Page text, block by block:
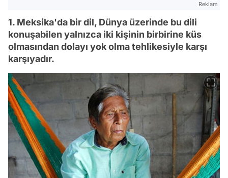
Reklam
1. Meksika'da bir dil, Dünya üzerinde bu dili
konuşabilen yalnızca iki kişinin birbirine küs
olmasından dolayı yok olma tehlikesiyle karşı
karşıyadır.